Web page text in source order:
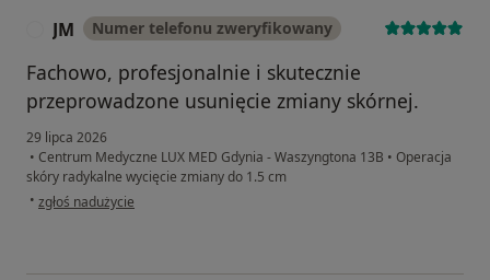
JM Numer telefonu zweryfikowany
Fachowo, profesjonalnie i skutecznie
przeprowadzone usunięcie zmiany skórnej.
29 lipca 2026
• Centrum Medyczne LUX MED Gdynia - Waszyngtona 13B • Operacja
skóry radykalne wycięcie zmiany do 1.5 cm
• w opinii użytkownika JM
zgłoś nadużycie